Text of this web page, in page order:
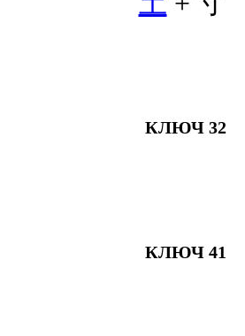
КЛЮЧ 32
КЛЮЧ 41